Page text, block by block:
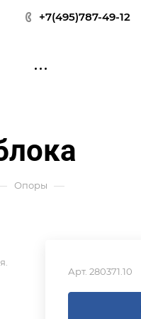
+7(495)787-49-12
Опоры —
Арт. 280371.10